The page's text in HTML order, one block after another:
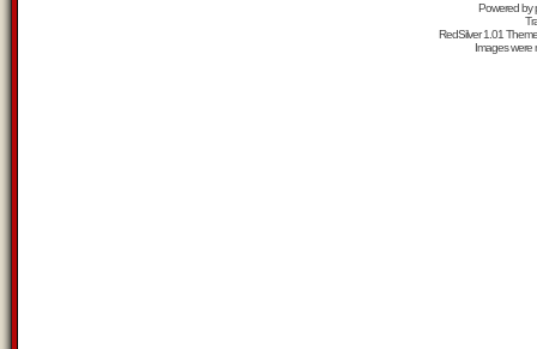
Powered by
RedSilver 1.01
Images were